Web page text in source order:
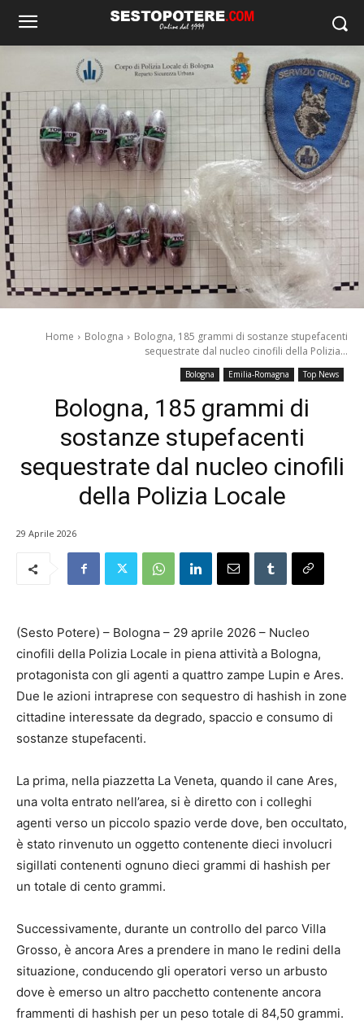
Home Bologna
Bologna, 185 grammi di sostanze stupefacenti
sequestrate dal nucleo cinofili della Polizia...
Bologna Emilia-Romagna Top News
Bologna, 185 grammi di
sostanze stupefacenti
sequestrate dal nucleo cinofili
della Polizia Locale
29 Aprile 2026
(Sesto Potere) – Bologna – 29 aprile 2026 – Nucleo
cinofili della Polizia Locale in piena attività a Bologna,
protagonista con gli agenti a quattro zampe Lupin e Ares.
Due le azioni intraprese con sequestro di hashish in zone
cittadine interessate da degrado, spaccio e consumo di
sostanze stupefacenti.
La prima, nella piazzetta La Veneta, quando il cane Ares,
una volta entrato nell’area, si è diretto con i colleghi
agenti verso un piccolo spazio verde dove, ben occultato,
è stato rinvenuto un oggetto contenente dieci involucri
sigillati contenenti ognuno dieci grammi di hashish per
un totale di cento grammi.
Successivamente, durante un controllo del parco Villa
Grosso, è ancora Ares a prendere in mano le redini della
situazione, conducendo gli operatori verso un arbusto
dove è emerso un altro pacchetto contenente ancora
frammenti di hashish per un peso totale di 84,50 grammi.